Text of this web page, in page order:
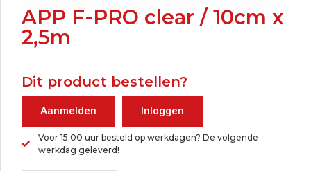
APP F-PRO clear / 10cm x
2,5m
Dit product bestellen?
Aanmelden Inloggen
Voor 15.00 uur besteld op werkdagen? De volgende
werkdag geleverd!